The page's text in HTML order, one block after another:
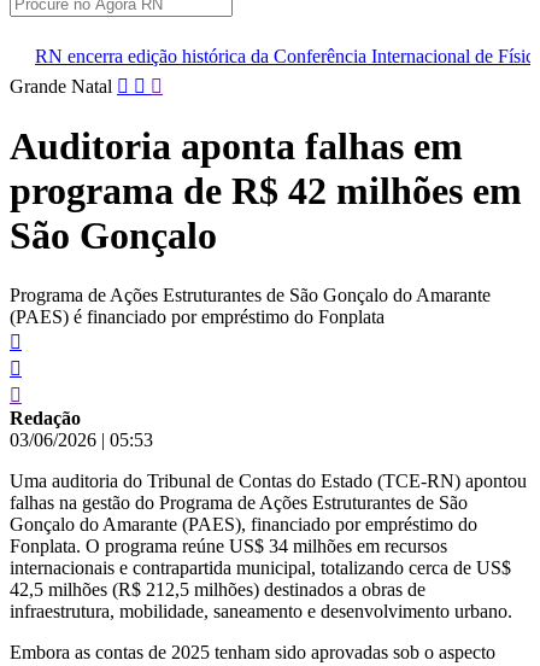
histórica da Conferência Internacional de Física de Altas Energias
Pular
conteúdo
Grande Natal
Auditoria aponta falhas em
programa de R$ 42 milhões em
São Gonçalo
Programa de Ações Estruturantes de São Gonçalo do Amarante
(PAES) é financiado por empréstimo do Fonplata
Redação
03/06/2026 | 05:53
Uma auditoria do Tribunal de Contas do Estado (TCE-RN) apontou
falhas na gestão do Programa de Ações Estruturantes de São
Gonçalo do Amarante (PAES), financiado por empréstimo do
Fonplata. O programa reúne US$ 34 milhões em recursos
internacionais e contrapartida municipal, totalizando cerca de US$
42,5 milhões (R$ 212,5 milhões) destinados a obras de
infraestrutura, mobilidade, saneamento e desenvolvimento urbano.
Embora as contas de 2025 tenham sido aprovadas sob o aspecto